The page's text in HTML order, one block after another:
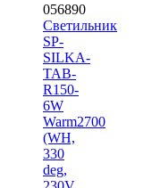
056890
Светильник
SP-
SILKA-
TAB-
R150-
6W
Warm2700
(WH,
330
deg,